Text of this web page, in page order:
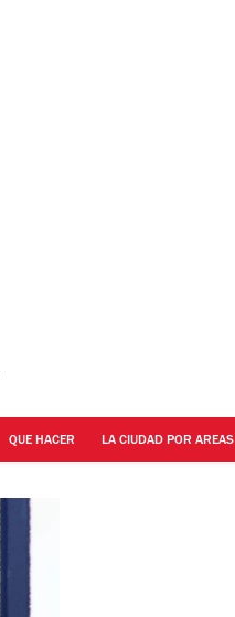
QUE HACER LA CIUDAD POR AREAS